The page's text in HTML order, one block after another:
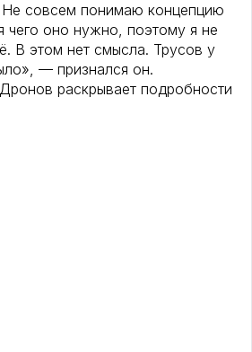
Не совсем понимаю концепцию
чего оно нужно, поэтому я не
В этом нет смысла. Трусов у
— признался он.
раскрывает подробности